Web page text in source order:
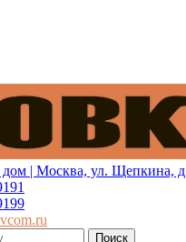
| Москва, ул. Щепкина,